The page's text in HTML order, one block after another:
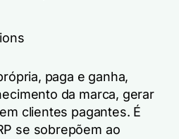
paga e ganha,
da marca, gerar
clientes pagantes. É
se sobrepõem ao